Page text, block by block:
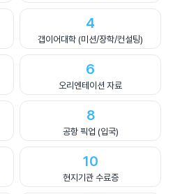
4
갭이어대학 (미션/장학/컨설팅)
6
오리엔테이션 자료
8
공항 픽업 (입국)
10
현지기관 수료증